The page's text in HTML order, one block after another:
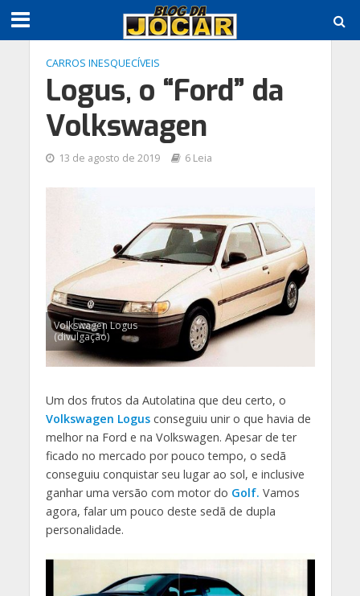
CARROS INESQUECÍVEIS
Logus, o “Ford” da
Volkswagen
13 de agosto de 2019 6 Leia
Volkswagen Logus
(divulgação)
Um dos frutos da Autolatina que deu certo, o
Volkswagen Logus conseguiu unir o que havia de
melhor na Ford e na Volkswagen. Apesar de ter
ficado no mercado por pouco tempo, o sedã
conseguiu conquistar seu lugar ao sol, e inclusive
ganhar uma versão com motor do Golf. Vamos
agora, falar um pouco deste sedã de dupla
personalidade.